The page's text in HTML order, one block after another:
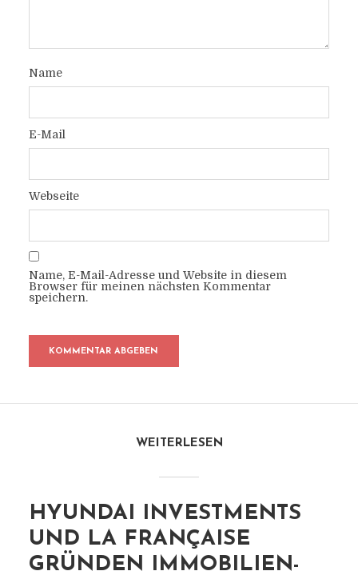
Name
E-Mail
Webseite
Name, E-Mail-Adresse und Website in diesem
Browser für meinen nächsten Kommentar
speichern.
WEITERLESEN
HYUNDAI INVESTMENTS
UND LA FRANÇAISE
GRÜNDEN IMMOBILIEN-